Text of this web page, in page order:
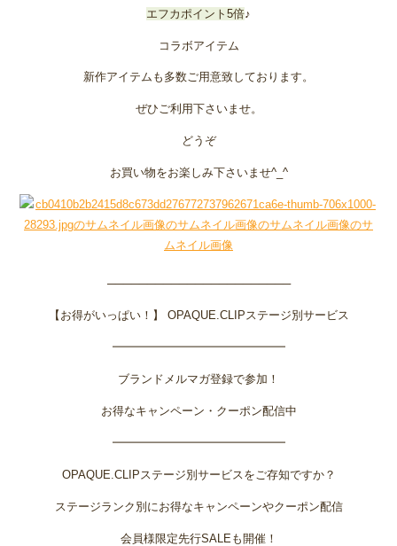
エフカポイント5倍♪
コラボアイテム
新作アイテムも多数ご用意致しております。
ぜひご利用下さいませ。
どうぞ
お買い物をお楽しみ下さいませ^_^
───────────────────────
【お得がいっぱい！】 OPAQUE.CLIPステージ別サービス
━━━━━━━━━━━━━━━
ブランドメルマガ登録で参加！
お得なキャンペーン・クーポン配信中
━━━━━━━━━━━━━━━
OPAQUE.CLIPステージ別サービスをご存知ですか？
ステージランク別にお得なキャンペーンやクーポン配信
会員様限定先行SALEも開催！